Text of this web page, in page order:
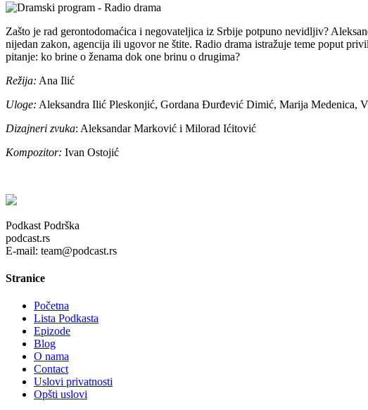
Zašto je rad gerontodomaćica i negovateljica iz Srbije potpuno nevidljiv?
nijedan zakon, agencija ili ugovor ne štite. Radio drama istražuje teme poput
pitanje: ko brine o ženama dok one brinu o drugima?
Režija: Ana Ilić
Uloge: Aleksandra Ilić Pleskonjić, Gordana Đurđević Dimić, Marija Medenica,
Dizajneri zvuka: Aleksandar Marković i Milorad Ićitović
Kompozitor: Ivan Ostojić
Podkast Podrška
podcast.rs
E-mail: team@podcast.rs
Stranice
Početna
Lista Podkasta
Epizode
Blog
O nama
Contact
Uslovi privatnosti
Opšti uslovi